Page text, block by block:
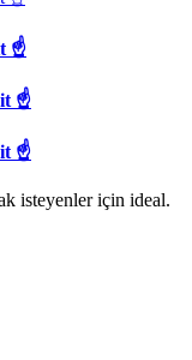
☝
☝
☝
isteyenler için ideal.